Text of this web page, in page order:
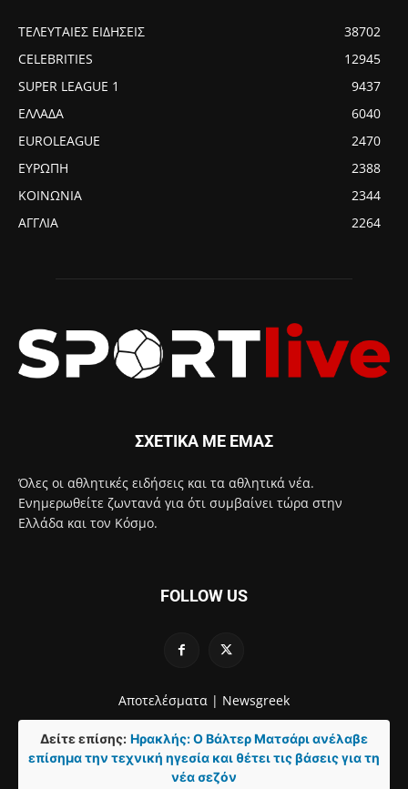
ΤΕΛΕΥΤΑΙΕΣ ΕΙΔΗΣΕΙΣ
38702
CELEBRITIES
12945
SUPER LEAGUE 1
9437
ΕΛΛΑΔΑ
6040
EUROLEAGUE
2470
ΕΥΡΩΠΗ
2388
ΚΟΙΝΩΝΙΑ
2344
ΑΓΓΛΙΑ
2264
ΣΧΕΤΙΚΑ ΜΕ ΕΜΑΣ
Όλες οι αθλητικές ειδήσεις και τα αθλητικά νέα.
Ενημερωθείτε ζωντανά για ότι συμβαίνει τώρα στην
Ελλάδα και τον Κόσμο.
FOLLOW US
Αποτελέσματα | Newsgreek
Δείτε επίσης: Ηρακλής: Ο Βάλτερ Ματσάρι ανέλαβε
επίσημα την τεχνική ηγεσία και θέτει τις βάσεις για τη
νέα σεζόν